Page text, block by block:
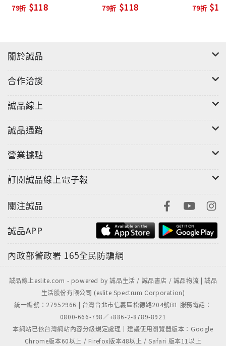
"
79折 $118 79折 $118 79折
關於誠品
合作洽談
誠品線上
誠品通路
營業據點
訂閱誠品線上電子報
關注誠品
誠品APP
內政部警政署 165全民防騙網
誠品線上eslite.com - powered by 誠品生活 / 誠品書店 / 誠品物流 | 誠品
生活股份有限公司 (eslite Spectrum Corporation)
統一編號：27952966 | 台灣台北市信義區松德路204號B1 服務電話：
0800-666-798／+886-2-8789-8921
本網站已依台灣網站內容分級規定處理｜建議使用瀏覽器版本：Google
Chrome版本60以上 / Firefox版本48以上 / Safari 版本11以上